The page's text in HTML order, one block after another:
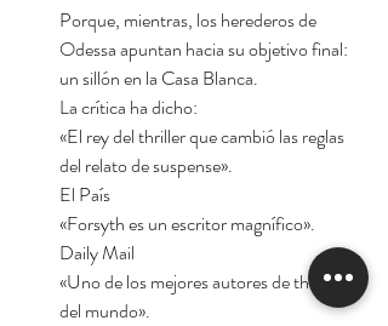
Porque, mientras, los herederos de
Odessa apuntan hacia su objetivo final:
un sillón en la Casa Blanca.
La crítica ha dicho:
«El rey del thriller que cambió las reglas
del relato de suspense».
El País
«Forsyth es un escritor magnífico».
Daily Mail
«Uno de los mejores autores de thrillers
del mundo».